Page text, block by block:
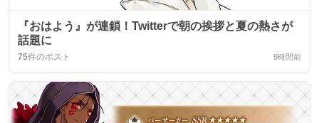
『おはよう』が連鎖！Twitterで朝の挨拶と夏の熱さが
話題に
75件のポスト 9時間前